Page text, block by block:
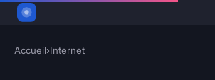
Accueil›Internet